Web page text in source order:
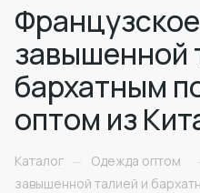
завышенной
бархатным
оптом из
Каталог — Одежда оптом
завышенной талией и